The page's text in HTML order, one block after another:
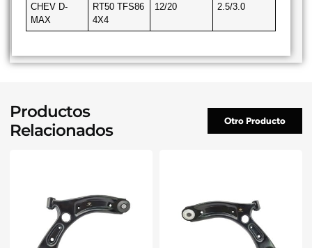
CHEV D-
MAX
RT50 TFS86
4X4
12/20 2.5/3.0
Productos
Relacionados
Otro Producto